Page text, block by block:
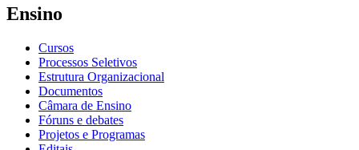
Ensino
Cursos
Processos Seletivos
Estrutura Organizacional
Documentos
Câmara de Ensino
Fóruns e debates
Projetos e Programas